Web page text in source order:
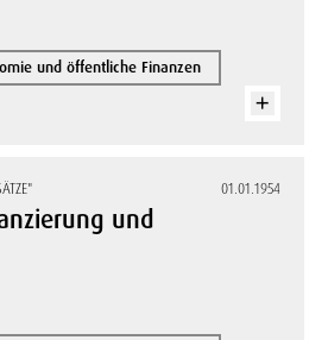
und öffentliche Finanzen
01.01.1954
und